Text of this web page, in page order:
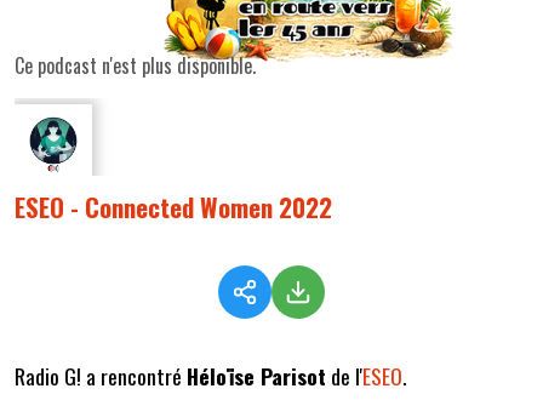
Ce podcast n'est plus disponible.
ESEO - Connected Women 2022
Radio G! a rencontré Héloïse Parisot de l'ESEO.